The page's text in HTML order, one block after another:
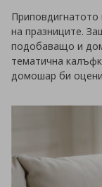
Приповдигнатото
на празниците.
подобаващо и
тематична
домошар би